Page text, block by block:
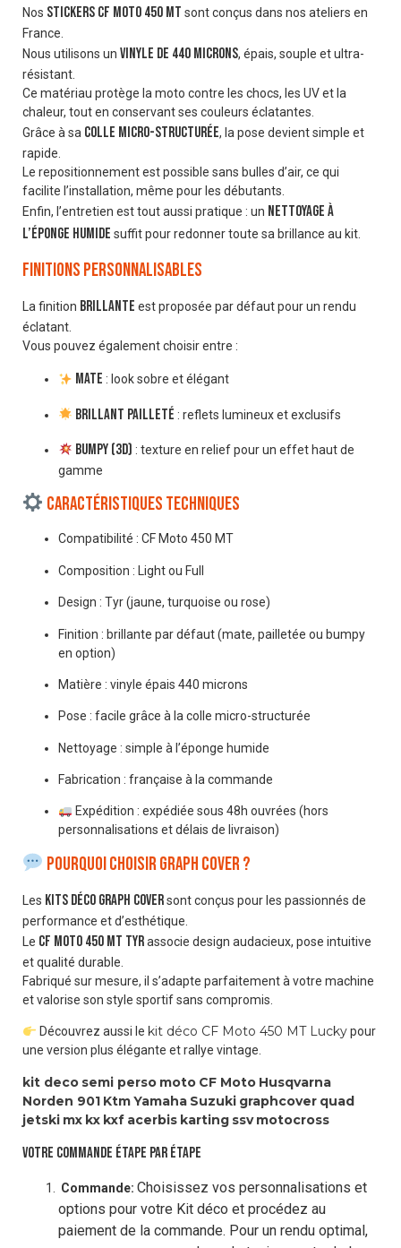
Nos stickers CF Moto 450 MT sont conçus dans nos ateliers en
France.
Nous utilisons un vinyle de 440 microns, épais, souple et ultra-
résistant.
Ce matériau protège la moto contre les chocs, les UV et la
chaleur, tout en conservant ses couleurs éclatantes.
Grâce à sa colle micro-structurée, la pose devient simple et
rapide.
Le repositionnement est possible sans bulles d’air, ce qui
facilite l’installation, même pour les débutants.
Enfin, l’entretien est tout aussi pratique : un nettoyage à
l’éponge humide suffit pour redonner toute sa brillance au kit.
Finitions personnalisables
La finition brillante est proposée par défaut pour un rendu
éclatant.
Vous pouvez également choisir entre :
Mate : look sobre et élégant
Brillant pailleté : reflets lumineux et exclusifs
Bumpy (3D) : texture en relief pour un effet haut de
gamme
Caractéristiques techniques
Compatibilité : CF Moto 450 MT
Composition : Light ou Full
Design : Tyr (jaune, turquoise ou rose)
Finition : brillante par défaut (mate, pailletée ou bumpy
en option)
Matière : vinyle épais 440 microns
Pose : facile grâce à la colle micro-structurée
Nettoyage : simple à l’éponge humide
Fabrication : française à la commande
Expédition : expédiée sous 48h ouvrées (hors
personnalisations et délais de livraison)
Pourquoi choisir Graph Cover ?
Les kits déco Graph Coversont conçus pour les passionnés de
performance et d’esthétique.
Le CF Moto 450 MT Tyrassocie design audacieux, pose intuitive
et qualité durable.
Fabriqué sur mesure, il s’adapte parfaitement à votre machine
et valorise son style sportif sans compromis.
Découvrez aussi le kit déco CF Moto 450 MT Luckypour
une version plus élégante et rallye vintage.
kit deco semi perso moto CF Moto Husqvarna
Norden 901 KtmYamaha Suzuki graphcover quad
jetski mx kx kxf acerbis karting ssv motocross
VOTRE COMMANDE ÉTAPE PAR ÉTAPE
Commande: Choisissez vos personnalisations et
options pour votre Kit déco et procédez au
paiement de la commande. Pour un rendu optimal,